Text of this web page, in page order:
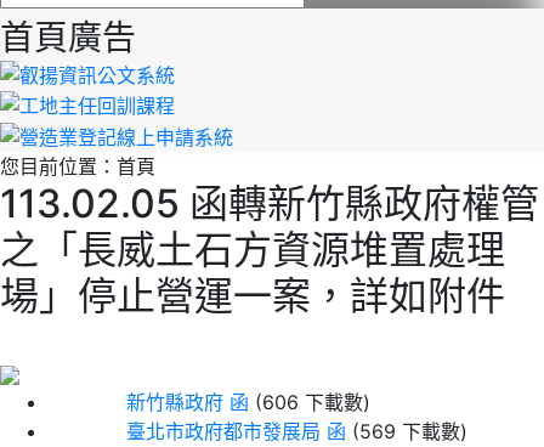
首頁廣告
您目前位置： 首頁
113.02.05 函轉新竹縣政府權管
之「長威土石方資源堆置處理
場」停止營運一案，詳如附件
新竹縣政府 函 (606 下載數)
臺北市政府都市發展局 函 (569 下載數)